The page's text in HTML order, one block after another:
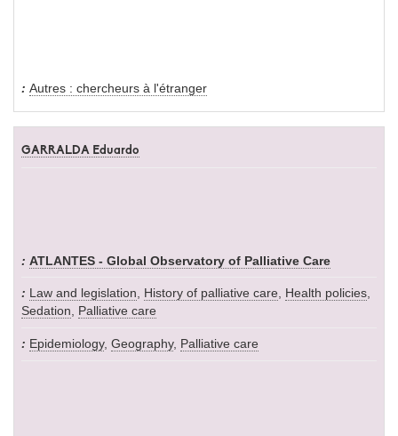
Autres : chercheurs à l'étranger
GARRALDA Eduardo
ATLANTES - Global Observatory of Palliative Care
Law and legislation History of palliative care Health policies
Sedation
Palliative care
Epidemiology, Geography, Palliative care